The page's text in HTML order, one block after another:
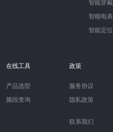
智能电表
智能定位
在线工具
产品选型
频段查询
政策
服务协议
隐私政策
联系我们